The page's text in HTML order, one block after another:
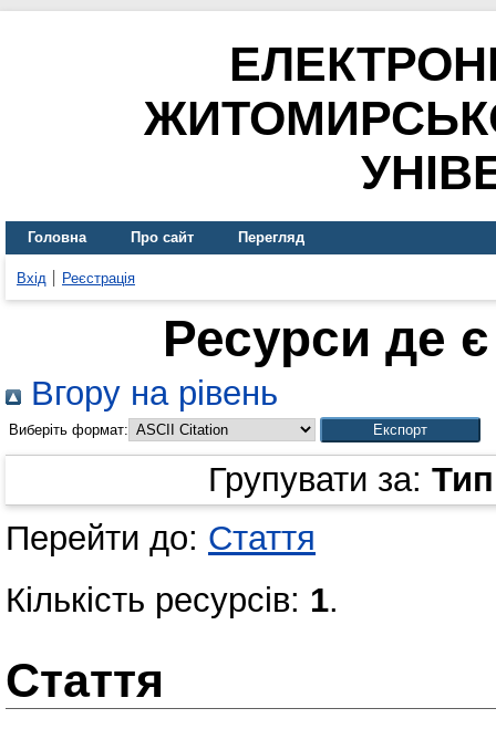
Головна Про сайт Перегляд
Вхід Реєстрація
Ресурси де
Вгору на рівень
Виберіть формат:
Групувати за:
Перейти до: Стаття
Кількість ресурсів: 1.
Стаття